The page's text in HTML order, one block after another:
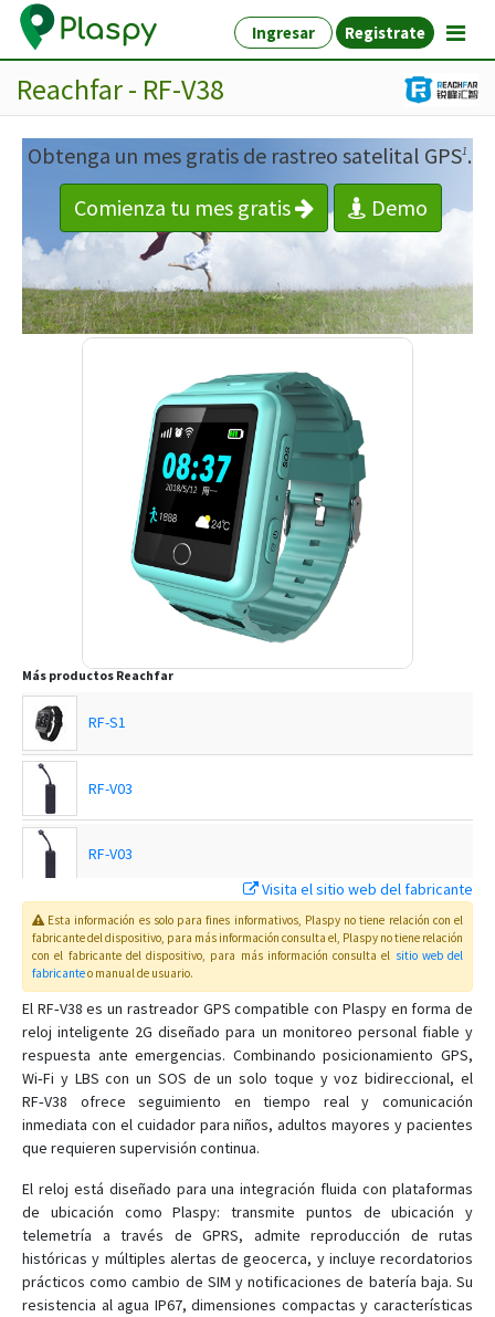
Ingresar Registrate
Reachfar - RF-V38
Obtenga un mes gratis de rastreo satelital GPS1.
Comienza tu mes gratis
Demo
Más productos Reachfar
RF-S1
RF-V03
RF-V03
RF-V03
RF-V03-SOS
RF-V10
RF-V10+
RF-V12
RF-V13
RF-V16
RF-V18
Visita el sitio web del fabricante
Esta información es solo para fines informativos, Plaspy no tiene relación con el
fabricante del dispositivo, para más información consulta el, Plaspy no tiene relación
con el fabricante del dispositivo, para más información consulta el sitio web del
fabricanteo manual de usuario.
El RF‑V38 es un rastreador GPS compatible con Plaspy en forma de
reloj inteligente 2G diseñado para un monitoreo personal fiable y
respuesta ante emergencias. Combinando posicionamiento GPS,
Wi‑Fi y LBS con un SOS de un solo toque y voz bidireccional, el
RF‑V38 ofrece seguimiento en tiempo real y comunicación
inmediata con el cuidador para niños, adultos mayores y pacientes
que requieren supervisión continua.
El reloj está diseñado para una integración fluida con plataformas
de ubicación como Plaspy: transmite puntos de ubicación y
telemetría a través de GPRS, admite reproducción de rutas
históricas y múltiples alertas de geocerca, y incluye recordatorios
prácticos como cambio de SIM y notificaciones de batería baja. Su
resistencia al agua IP67, dimensiones compactas y características